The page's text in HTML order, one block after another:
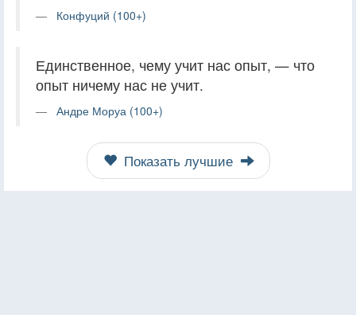
Конфуций (100+)
Единственное, чему учит нас опыт, — что
опыт ничему нас не учит.
Андре Моруа (100+)
Показать лучшие